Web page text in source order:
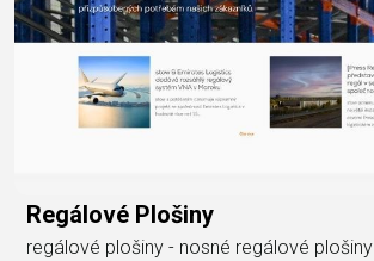
Regálové Plošiny
regálové plošiny - nosné regálové plošiny